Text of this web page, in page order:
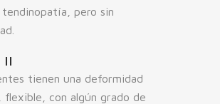
tendinopatía, pero sin
II
tienen una deformidad
flexible, con algún grado de